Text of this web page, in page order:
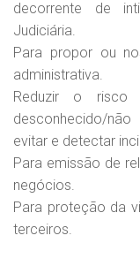
decorrente de
Judiciária.
Para propor ou
administrativa.
Reduzir o risco
desconhecido/
evitar e detectar
Para emissão de
negócios.
Para proteção da
terceiros.